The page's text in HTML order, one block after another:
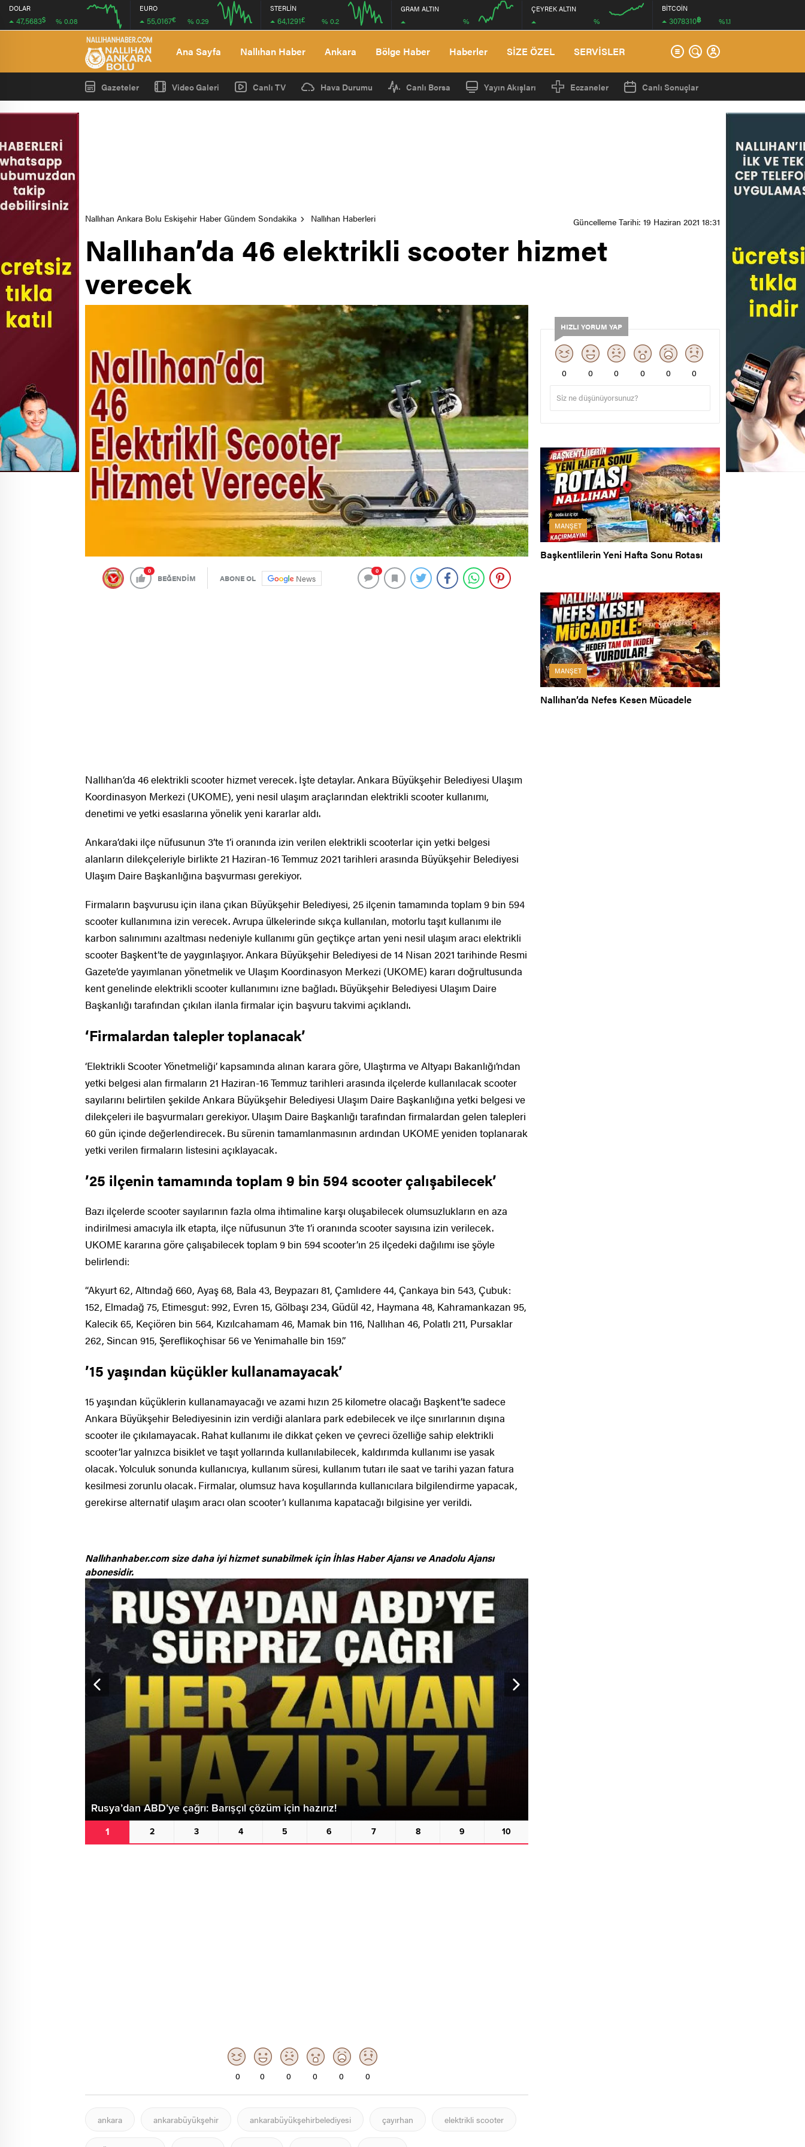
DOLAR
47,5683$ % 0.08
12:00 16:00
EURO
55,0167€ % 0.29
STERLİN
64,1291£ % 0.2
GRAM ALTIN
%
ÇEYREK ALTIN
%
BİTCOİN
3078310฿ %1.1
Ana Sayfa Nallıhan Haber Ankara Bölge Haber Haberler SİZE ÖZEL SERVİSLER
Gazeteler Video Galeri Canlı TV Hava Durumu Canlı Borsa Yayın Akışları Eczaneler Canlı Sonuçlar
Nallıhan Ankara Bolu Eskişehir Haber Gündem Sondakika Nallıhan Haberleri Güncelleme Tarihi: 19 Haziran 2021 18:31
Nallıhan’da 46 elektrikli scooter hizmet
verecek
0
BEĞENDİM ABONE OL News
0
Nallıhan’da 46 elektrikli scooter hizmet verecek. İşte detaylar. Ankara Büyükşehir Belediyesi Ulaşım
Koordinasyon Merkezi (UKOME), yeni nesil ulaşım araçlarından elektrikli scooter kullanımı,
denetimi ve yetki esaslarına yönelik yeni kararlar aldı.
Ankara’daki ilçe nüfusunun 3’te 1’i oranında izin verilen elektrikli scooterlar için yetki belgesi
alanların dilekçeleriyle birlikte 21 Haziran-16 Temmuz 2021 tarihleri arasında Büyükşehir Belediyesi
Ulaşım Daire Başkanlığına başvurması gerekiyor.
Firmaların başvurusu için ilana çıkan Büyükşehir Belediyesi, 25 ilçenin tamamında toplam 9 bin 594
scooter kullanımına izin verecek. Avrupa ülkelerinde sıkça kullanılan, motorlu taşıt kullanımı ile
karbon salınımını azaltması nedeniyle kullanımı gün geçtikçe artan yeni nesil ulaşım aracı elektrikli
scooter Başkent’te de yaygınlaşıyor. Ankara Büyükşehir Belediyesi de 14 Nisan 2021 tarihinde Resmi
Gazete’de yayımlanan yönetmelik ve Ulaşım Koordinasyon Merkezi (UKOME) kararı doğrultusunda
kent genelinde elektrikli scooter kullanımını izne bağladı. Büyükşehir Belediyesi Ulaşım Daire
Başkanlığı tarafından çıkılan ilanla firmalar için başvuru takvimi açıklandı.
‘Firmalardan talepler toplanacak’
‘Elektrikli Scooter Yönetmeliği’ kapsamında alınan karara göre, Ulaştırma ve Altyapı Bakanlığı’ndan
yetki belgesi alan firmaların 21 Haziran-16 Temmuz tarihleri arasında ilçelerde kullanılacak scooter
sayılarını belirtilen şekilde Ankara Büyükşehir Belediyesi Ulaşım Daire Başkanlığına yetki belgesi ve
dilekçeleri ile başvurmaları gerekiyor. Ulaşım Daire Başkanlığı tarafından firmalardan gelen talepleri
60 gün içinde değerlendirecek. Bu sürenin tamamlanmasının ardından UKOME yeniden toplanarak
yetki verilen firmaların listesini açıklayacak.
’25 ilçenin tamamında toplam 9 bin 594 scooter çalışabilecek’
Bazı ilçelerde scooter sayılarının fazla olma ihtimaline karşı oluşabilecek olumsuzlukların en aza
indirilmesi amacıyla ilk etapta, ilçe nüfusunun 3’te 1’i oranında scooter sayısına izin verilecek.
UKOME kararına göre çalışabilecek toplam 9 bin 594 scooter’ın 25 ilçedeki dağılımı ise şöyle
belirlendi:
“Akyurt 62, Altındağ 660, Ayaş 68, Bala 43, Beypazarı 81, Çamlıdere 44, Çankaya bin 543, Çubuk:
152, Elmadağ 75, Etimesgut: 992, Evren 15, Gölbaşı 234, Güdül 42, Haymana 48, Kahramankazan 95,
Kalecik 65, Keçiören bin 564, Kızılcahamam 46, Mamak bin 116, Nallıhan 46, Polatlı 211, Pursaklar
262, Sincan 915, Şereflikoçhisar 56 ve Yenimahalle bin 159.”
’15 yaşından küçükler kullanamayacak’
15 yaşından küçüklerin kullanamayacağı ve azami hızın 25 kilometre olacağı Başkent’te sadece
Ankara Büyükşehir Belediyesinin izin verdiği alanlara park edebilecek ve ilçe sınırlarının dışına
scooter ile çıkılamayacak. Rahat kullanımı ile dikkat çeken ve çevreci özelliğe sahip elektrikli
scooter’lar yalnızca bisiklet ve taşıt yollarında kullanılabilecek, kaldırımda kullanımı ise yasak
olacak. Yolculuk sonunda kullanıcıya, kullanım süresi, kullanım tutarı ile saat ve tarihi yazan fatura
kesilmesi zorunlu olacak. Firmalar, olumsuz hava koşullarında kullanıcılara bilgilendirme yapacak,
gerekirse alternatif ulaşım aracı olan scooter’ı kullanıma kapatacağı bilgisine yer verildi.
Nallıhanhaber.com size daha iyi hizmet sunabilmek için İhlas Haber Ajansı ve Anadolu Ajansı
abonesidir.
0 0 0 0 0 0
ankara ankarabüyükşehir ankarabüyükşehirbelediyesi çayırhan elektrikli scooter
HIZLI YORUM YAP
0 0 0 0 0 0
MANŞET
Başkentlilerin Yeni Hafta Sonu Rotası
MANŞET
Nallıhan’da Nefes Kesen Mücadele